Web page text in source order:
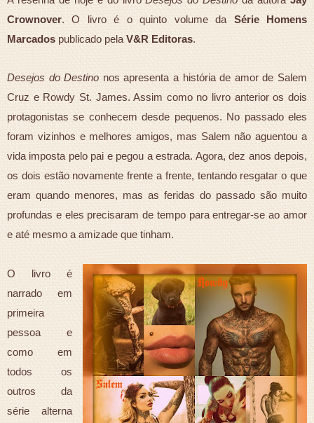
Crownover. O livro é o quinto volume daSérie Homens
Marcados publicado pelaV&R Editoras.
Desejos do Destinonos apresenta a história de amor de Salem
Cruz e Rowdy St. James. Assim como no livro anterior os dois
protagonistas se conhecem desde pequenos. No passado eles
foram vizinhos e melhores amigos, mas Salem não aguentou a
vida imposta pelo pai e pegou a estrada. Agora, dez anos depois,
os dois estão novamente frente a frente, tentando resgatar o que
eram quando menores, mas as feridas do passado são muito
profundas e eles precisaram de tempo para entregar-se ao amor
e até mesmo a amizade que tinham.
O livro é
narrado em
primeira
pessoa e
como em
todos os
outros da
série alterna